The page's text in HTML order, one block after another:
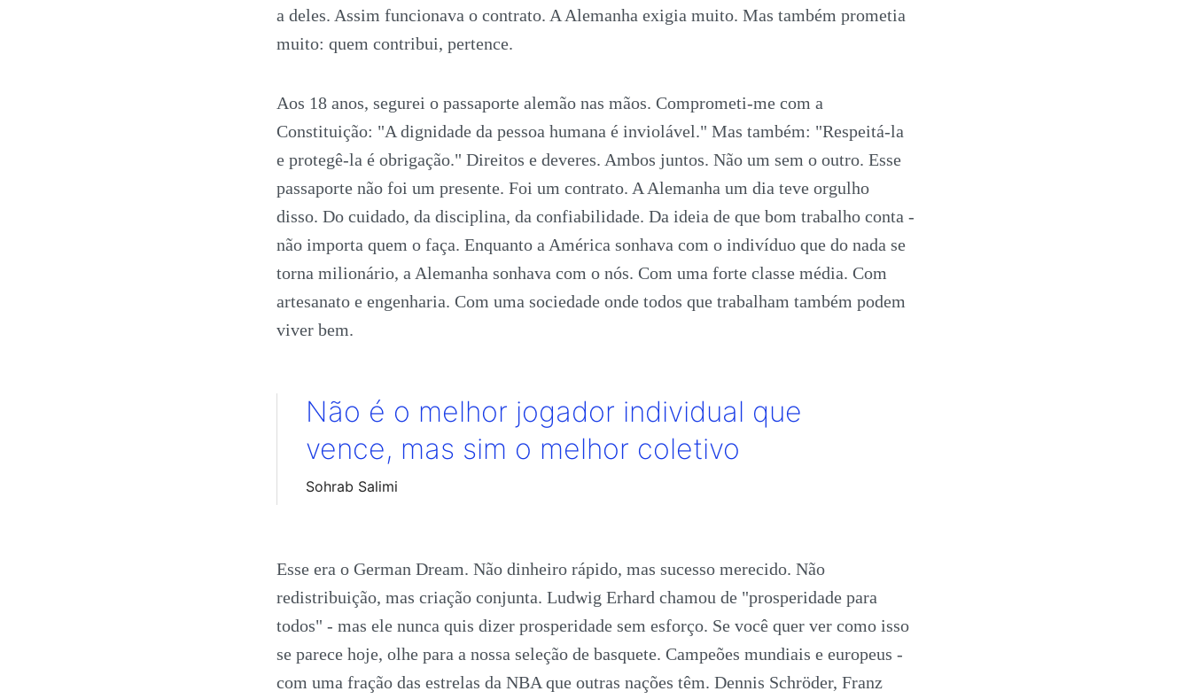
a deles. Assim funcionava o contrato. A Alemanha exigia muito. Mas também prometia
muito: quem contribui, pertence.
Aos 18 anos, segurei o passaporte alemão nas mãos. Comprometi-me com a
Constituição: "A dignidade da pessoa humana é inviolável." Mas também: "Respeitá-la
e protegê-la é obrigação." Direitos e deveres. Ambos juntos. Não um sem o outro. Esse
passaporte não foi um presente. Foi um contrato. A Alemanha um dia teve orgulho
disso. Do cuidado, da disciplina, da confiabilidade. Da ideia de que bom trabalho conta -
não importa quem o faça. Enquanto a América sonhava com o indivíduo que do nada se
torna milionário, a Alemanha sonhava com o nós. Com uma forte classe média. Com
artesanato e engenharia. Com uma sociedade onde todos que trabalham também podem
viver bem.
Não é o melhor jogador individual que
vence, mas sim o melhor coletivo
Sohrab Salimi
Esse era o German Dream. Não dinheiro rápido, mas sucesso merecido. Não
redistribuição, mas criação conjunta. Ludwig Erhard chamou de "prosperidade para
todos" - mas ele nunca quis dizer prosperidade sem esforço. Se você quer ver como isso
se parece hoje, olhe para a nossa seleção de basquete. Campeões mundiais e europeus -
com uma fração das estrelas da NBA que outras nações têm. Dennis Schröder, Franz